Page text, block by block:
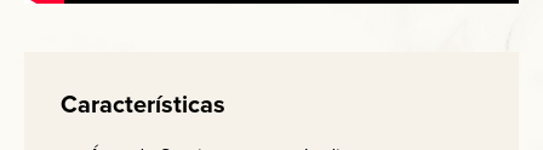
Características